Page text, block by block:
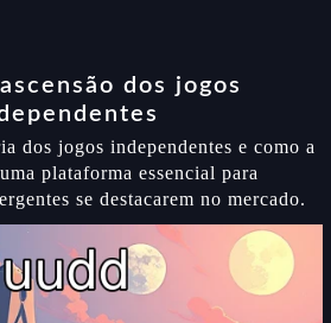
dos jogos
dos jogos independentes e como a
plataforma essencial para
se destacarem no mercado.